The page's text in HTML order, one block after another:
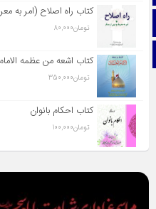
اینستاگرام
تلگرام
کتاب راه اصلاح (امر به
تومان80,000
کتاب اشعه من عظمه
تومان350,000
کتاب احکام بانوان
تومان100,000